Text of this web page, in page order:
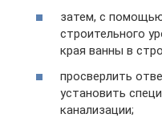
затем, с
строительного
края ванны в
просверлить
установить
канализации;